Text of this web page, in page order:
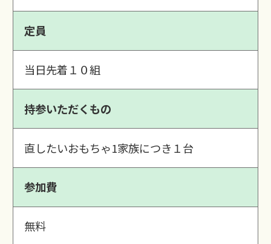
定員
当日先着１０組
持参いただくもの
直したいおもちゃ1家族につき１台
参加費
無料